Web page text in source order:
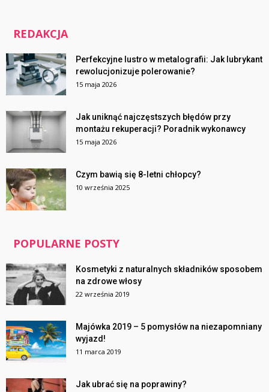
REDAKCJA
Perfekcyjne lustro w metalografii: Jak lubrykant
rewolucjonizuje polerowanie?
15 maja 2026
Jak uniknąć najczęstszych błędów przy
montażu rekuperacji? Poradnik wykonawcy
15 maja 2026
Czym bawią się 8-letni chłopcy?
10 września 2025
POPULARNE POSTY
Kosmetyki z naturalnych składników sposobem
na zdrowe włosy
22 września 2019
Majówka 2019 – 5 pomysłów na niezapomniany
wyjazd!
11 marca 2019
Jak ubrać się na poprawiny?